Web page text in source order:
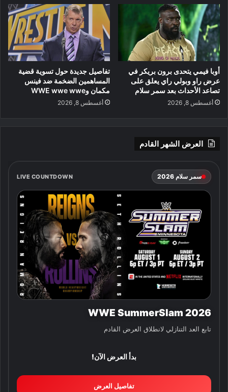
أوبا فيمي يتحدى برون بريكر في
عرض راو وبولي راي يعلق على
تصاعد الأحداث بعد سمر سلام
أغسطس 8, 2026
تفاصيل جديدة حول تسوية قضية
المساهمين الضخمة ضد فينس
مكمان وWWE wwe wwe
أغسطس 8, 2026
العرض الشهر القادم
سمر سلام 2026 LIVE COUNTDOWN
WWE SummerSlam 2026
تابع العد التنازلي لانطلاق العرض القادم
بدأ العرض الآن!
تفاصيل العرض